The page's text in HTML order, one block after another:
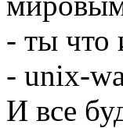
- ты что
- unix-
И все